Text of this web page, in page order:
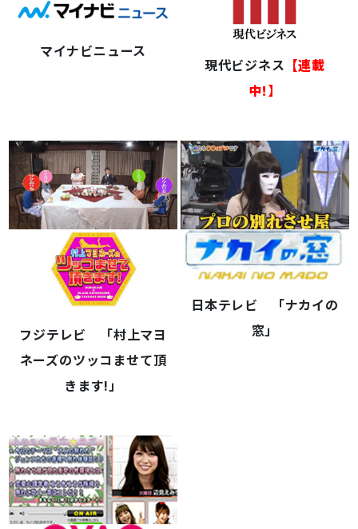
マイナビニュース
現代ビジネス【連載
中!】
フジテレビ 「村上マヨ
ネーズのツッコませて頂
きます!」